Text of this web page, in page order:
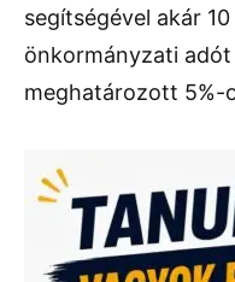
segítségével akár
önkormányzati
meghatározott 5%-